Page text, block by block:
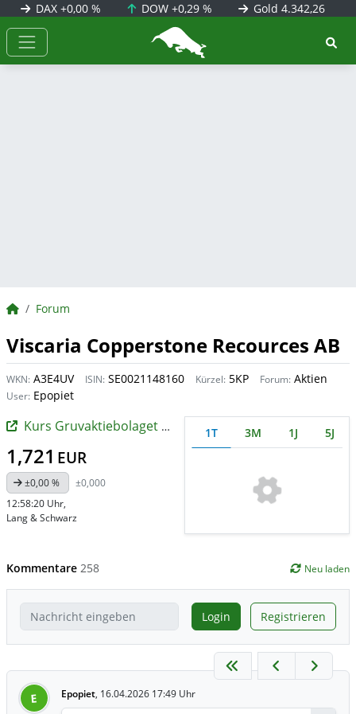
DAX +0,00 % DOW+0,29 % Gold 4.342,26
BörsenNEWS.de
BörsenNEWS.de
Forum
Viscaria Copperstone Recources AB
WKN: A3E4UV ISIN: SE0021148160 Kürzel: 5KP Forum: Aktien
User: Epopiet
Kurs Gruvaktiebolaget Viscaria
1,721 EUR
±0,00 %
±0,000
12:58:20 Uhr,
Lang & Schwarz
1T 3M 1J 5J
Kommentare 258 Neu laden
Login Registrieren
E Epopiet, 16.04.2026 17:49 Uhr